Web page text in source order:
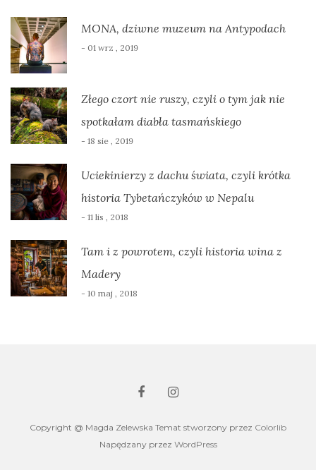
MONA, dziwne muzeum na Antypodach
- 01 wrz , 2019
Złego czort nie ruszy, czyli o tym jak nie
spotkałam diabła tasmańskiego
- 18 sie , 2019
Uciekinierzy z dachu świata, czyli krótka
historia Tybetańczyków w Nepalu
- 11 lis , 2018
Tam i z powrotem, czyli historia wina z
Madery
- 10 maj , 2018
Copyright @ Magda Zelewska Temat stworzony przez Colorlib
Napędzany przez WordPress